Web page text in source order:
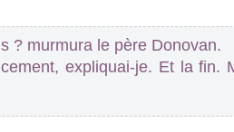
? murmura le père Donovan.
expliquai-je. Et la fin.